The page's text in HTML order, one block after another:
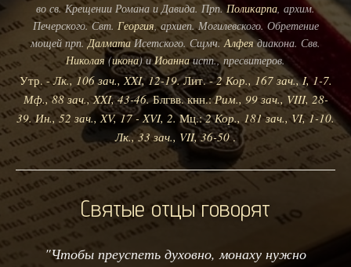
во св. Крещении Романа и Давида. Прп.Поликарпа, архим.
Печерского. Свт. Георгия, архиеп. Могилевского. Обретение
мощей прп.ДалматаИсетского. Сщмч.Алфеядиакона. Свв.
Николая (икона) иИоаннаиспп., пресвитеров.
Утр. -Лк., 106 зач., XXI, 12-19.Лит. -2 Кор., 167 зач., I, 1-7.
Мф., 88 зач., XXI, 43-46.Блгвв. кнн.:Рим., 99 зач., VIII, 28-
39. Ин., 52 зач., XV, 17 - XVI, 2.Мц.:2 Кор., 181 зач., VI, 1-10.
Лк., 33 зач., VII, 36-50 .
Святые отцы говорят
"Чтобы преуспеть духовно, монаху нужно